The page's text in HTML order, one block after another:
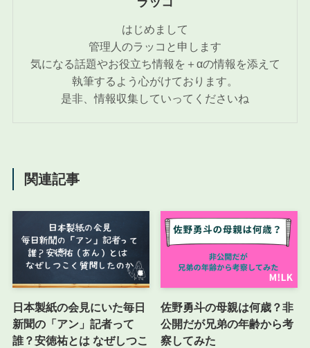
はじめまして
管理人のラッコと申します
気になる話題やお役立ち情報を＋αの情報を添えて
執筆するよう心がけております。
是非、情報収集していってくださいね
関連記事
日本製紙の会見にいた毎日
新聞の「アン」記者って
誰？安徳祐とは なぜしつこ
佐野勇斗の母親は何歳？非
公開だが兄弟の年齢から考
察してみた